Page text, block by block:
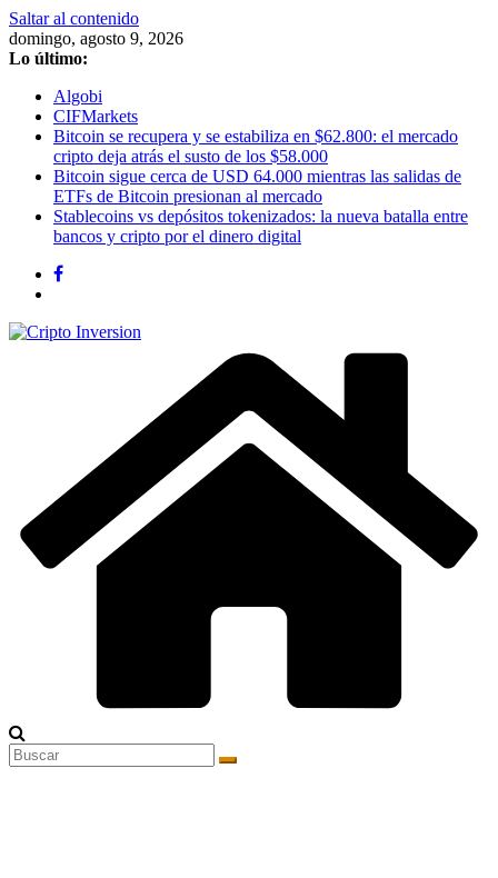
Saltar al contenido
domingo, agosto 9, 2026
Lo último:
Algobi
CIFMarkets
Bitcoin se recupera y se estabiliza en $62.800: el mercado
cripto deja atrás el susto de los $58.000
Bitcoin sigue cerca de USD 64.000 mientras las salidas de
ETFs de Bitcoin presionan al mercado
Stablecoins vs depósitos tokenizados: la nueva batalla entre
bancos y cripto por el dinero digital